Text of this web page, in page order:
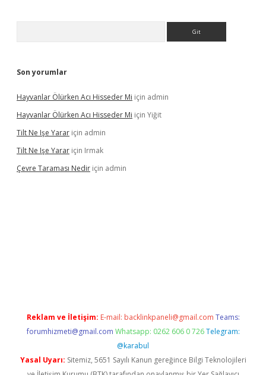
Son yorumlar
Hayvanlar Ölürken Acı Hisseder Mi için admin
Hayvanlar Ölürken Acı Hisseder Mi için Yiğit
Tilt Ne Işe Yarar için admin
Tilt Ne Işe Yarar için Irmak
Çevre Taraması Nedir için admin
Reklam ve İletişim: E-mail: backlinkpaneli@gmail.com Teams:
forumhizmeti@gmail.com Whatsapp: 0262 606 0 726 Telegram:
@karabul
Yasal Uyarı: Sitemiz, 5651 Sayılı Kanun gereğince Bilgi Teknolojileri